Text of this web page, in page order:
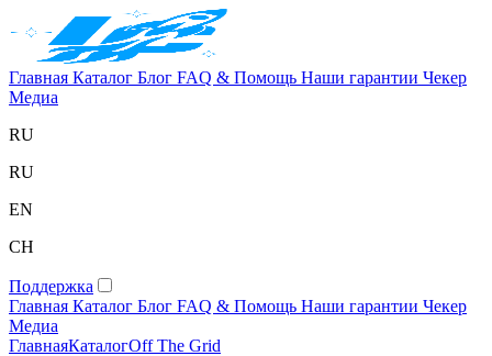
Главная Каталог Блог FAQ & Помощь Наши гарантии Чекер
Медиа
RU
RU
EN
CH
Поддержка
Главная Каталог Блог FAQ & Помощь Наши гарантии Чекер
Медиа
ГлавнаяКаталогOff The Grid